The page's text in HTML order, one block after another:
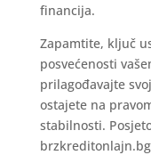
financija.
Zapamtite, ključ
posvećenosti
prilagođavajte
ostajete na
stabilnosti.